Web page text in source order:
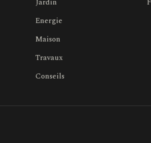
Energie
Maison
Travaux
Conseils